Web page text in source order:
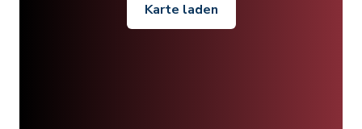
Karte laden